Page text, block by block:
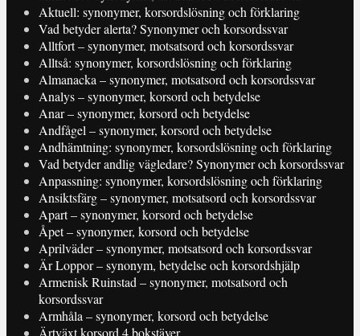
Aktuell: synonymer, korsordslösning och förklaring
Vad betyder alerta? Synonymer och korsordssvar
Alltfort – synonymer, motsatsord och korsordssvar
Alltså: synonymer, korsordslösning och förklaring
Almanacka – synonymer, motsatsord och korsordssvar
Analys – synonymer, korsord och betydelse
Anar – synonymer, korsord och betydelse
Andfågel – synonymer, korsord och betydelse
Andhämtning: synonymer, korsordslösning och förklaring
Vad betyder andlig vägledare? Synonymer och korsordssvar
Anpassning: synonymer, korsordslösning och förklaring
Ansiktsfärg – synonymer, motsatsord och korsordssvar
Apart – synonymer, korsord och betydelse
Åpet – synonymer, korsord och betydelse
Aprilväder – synonymer, motsatsord och korsordssvar
Är Loppor – synonym, betydelse och korsordshjälp
Armenisk Ruinstad – synonymer, motsatsord och
korsordssvar
Armhåla – synonymer, korsord och betydelse